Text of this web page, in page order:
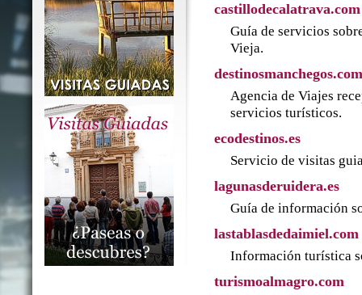
castillodecalatrava.com
Guía de servicios
Vieja.
destinosmanchegos.com
Agencia de Viajes
servicios turísticos.
ecodestinos.es
Servicio de visitas
lagunasderuidera.es
Guía de información
lastablasdedaimiel.com
Información turística
turismoalmagro.com